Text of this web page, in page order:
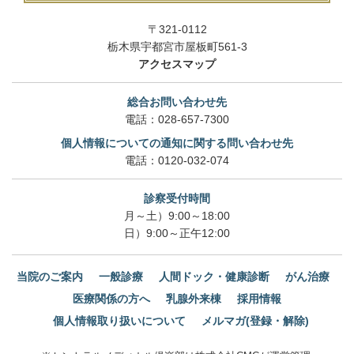
〒321-0112
栃木県宇都宮市屋板町561-3
アクセスマップ
総合お問い合わせ先
電話： 028-657-7300
個人情報についての通知に関する問い合わせ先
電話： 0120-032-074
診察受付時間
月～土）9:00～18:00
日）9:00～正午12:00
当院のご案内 一般診療 人間ドック・健康診断
がん治療
医療関係の方へ
乳腺外来棟
採用情報
個人情報取り扱いについて
メルマガ(登録・解除)